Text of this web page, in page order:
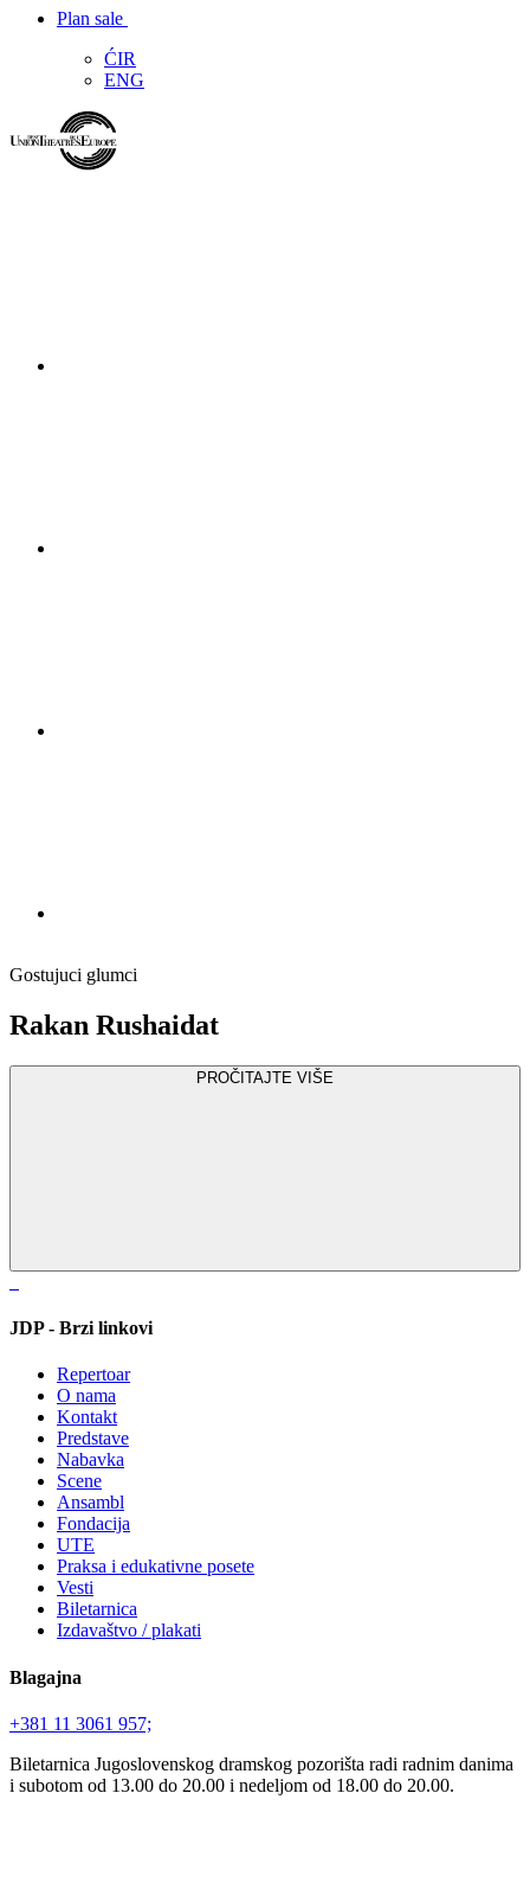
Plan sale
ĆIR
ENG
Gostujuci glumci
Rakan Rushaidat
PROČITAJTE VIŠE
JDP - Brzi linkovi
Repertoar
O nama
Kontakt
Predstave
Nabavka
Scene
Ansambl
Fondacija
UTE
Praksa i edukativne posete
Vesti
Biletarnica
Izdavaštvo / plakati
Blagajna
+381 11 3061 957;
Biletarnica Jugoslovenskog dramskog pozorišta radi radnim danima
i subotom od 13.00 do 20.00 i nedeljom od 18.00 do 20.00.